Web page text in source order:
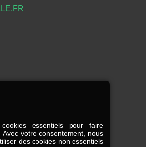
de 225€ HT
essentiels pour faire
votre consentement, nous
des cookies non essentiels